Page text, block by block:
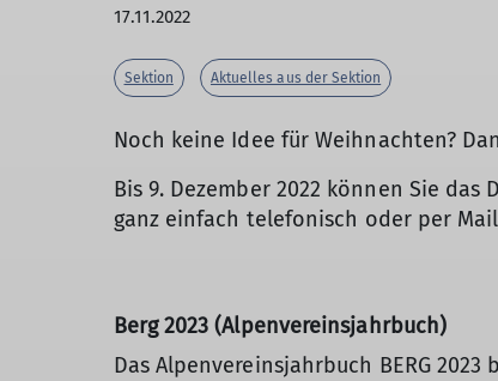
17.11.2022
Sektion Aktuelles aus der Sektion
Noch keine Idee für Weihnachten?
Bis 9. Dezember 2022 können Sie
ganz einfach telefonisch oder per
Berg 2023 (Alpenvereinsjahrbuch)
Das Alpenvereinsjahrbuch BERG